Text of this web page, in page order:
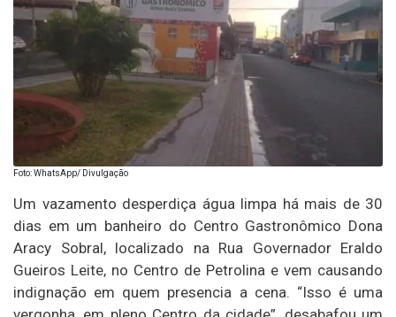
Foto: WhatsApp/ Divulgação
Um vazamento desperdiça água limpa há mais de 30
dias em um banheiro do Centro Gastronômico Dona
Aracy Sobral, localizado na Rua Governador Eraldo
Gueiros Leite, no Centro de Petrolina e vem causando
indignação em quem presencia a cena. “Isso é uma